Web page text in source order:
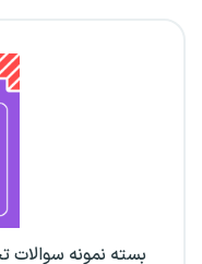
بسته نمونه